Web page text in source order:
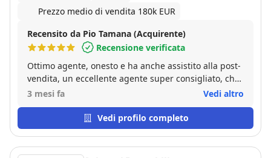
Prezzo medio di vendita 180k EUR
Recensito da Pio Tamana (Acquirente)
Recensione verificata
Ottimo agente, onesto e ha anche assistito alla post-
vendita, un eccellente agente super consigliato, che
si prende cura del proprio cliente fino all atto
3 mesi fa Vedi altro
Vedi profilo completo